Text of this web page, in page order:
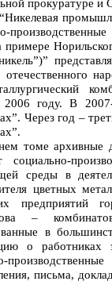
прокуратуре и
примере
отечественного
2006 году. В
Через год –
томе архивные
социально-
среды в
цветных
предприятий
–
в
о работниках
письма,